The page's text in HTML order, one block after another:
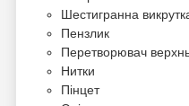
Шестигранна
Пензлик
Перетворювач
Нитки
Пінцет